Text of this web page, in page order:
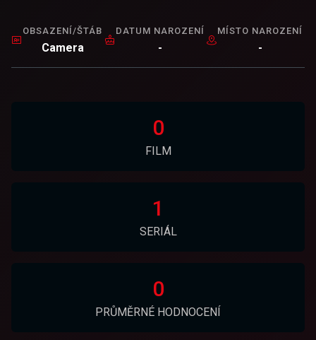
OBSAZENÍ/ŠTÁB
Camera
DATUM NAROZENÍ
-
MÍSTO NAROZENÍ
-
0
FILM
1
SERIÁL
0
PRŮMĚRNÉ HODNOCENÍ